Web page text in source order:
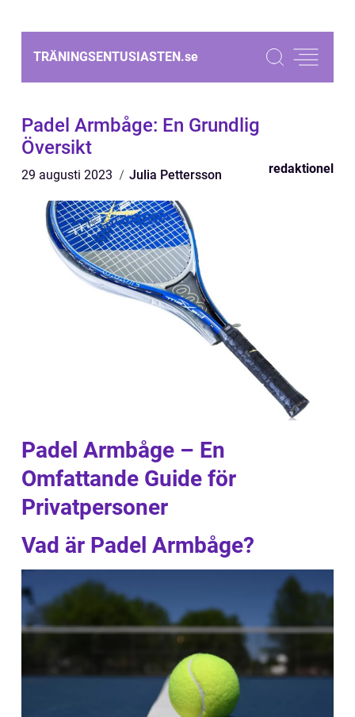
TRÄNINGSENTUSIASTEN.se
Padel Armbåge: En Grundlig
Översikt
29 augusti 2023 Julia Pettersson redaktionel
Padel Armbåge – En
Omfattande Guide för
Privatpersoner
Vad är Padel Armbåge?